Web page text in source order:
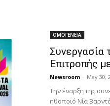
ΟΜΟΓΕΝΕΙΑ
Συνεργασία
Επιτροπής
Newsroom - May 30,
Την έναρξη της
ηθοποιό Νία